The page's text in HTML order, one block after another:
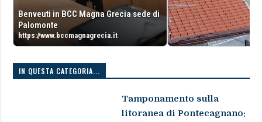
Benveuti in BCC Magna Grecia sede di
Palomonte
https://www.bccmagnagrecia.it
IN QUESTA CATEGORIA...
Tamponamento sulla
litoranea di Pontecagnano: